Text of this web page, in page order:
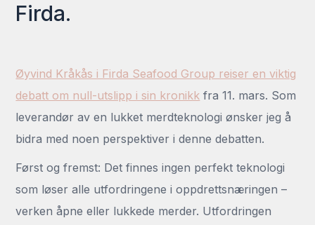
Firda.
Øyvind Kråkås i Firda Seafood Group reiser en viktig
debatt om null-utslipp i sin kronikk fra 11. mars. Som
leverandør av en lukket merdteknologi ønsker jeg å
bidra med noen perspektiver i denne debatten.
Først og fremst: Det finnes ingen perfekt teknologi
som løser alle utfordringene i oppdrettsnæringen –
verken åpne eller lukkede merder. Utfordringen